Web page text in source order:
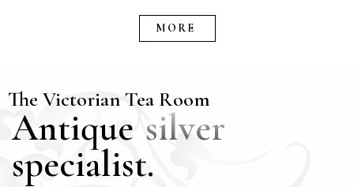
MORE
The Victorian Tea Room
Antique silver
specialist.